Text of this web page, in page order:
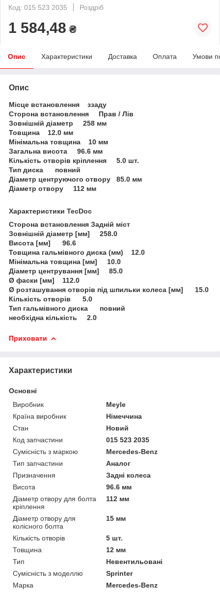
Код: 015 523 2035
Роздріб
1 584,48 ₴
Опис Характеристики Доставка Оплата Умови
Опис
Місце встановлення ззаду
Сторона встановлення Прав / Лів
Зовнішній діаметр 258 мм
Товщина 12.0 мм
Мінімальна товщина 10 мм
Загальна висота 96.6 мм
Кількість отворів кріплення 5.0 шт.
Тип диска повний
Діаметр центруючого отвору 85.0 мм
Діаметр отвору 112 мм
Характеристики TecDoc
Сторона встановлення Задній міст
Зовнішній діаметр [мм] 258.0
Висота [мм] 96.6
Товщина гальмівного диска (мм) 12.0
Мінімальна товщина [мм] 10.0
Діаметр центрування [мм] 85.0
Ø фаски [мм] 112.0
Ø розташування отворів під шпильки колеса [мм] 15.0
Кількість отворів 5.0
Тип гальмівного диска повний
необхідна кількість 2.0
Приховати
Характеристики
Основні
Виробник
Meyle
Країна виробник
Німеччина
Стан
Новий
Код запчастини
015 523 2035
Сумісність з маркою
Mercedes-Benz
Тип запчастини
Аналог
Призначення
Задні колеса
Висота
96.6 мм
Діаметр отвору для болта
кріплення
112 мм
Діаметр отвору для
колісного болта
15 мм
Кількість отворів
5 шт.
Товщина
12 мм
Тип
Невентильовані
Сумісність з моделлю
Sprinter
Марка
Mercedes-Benz